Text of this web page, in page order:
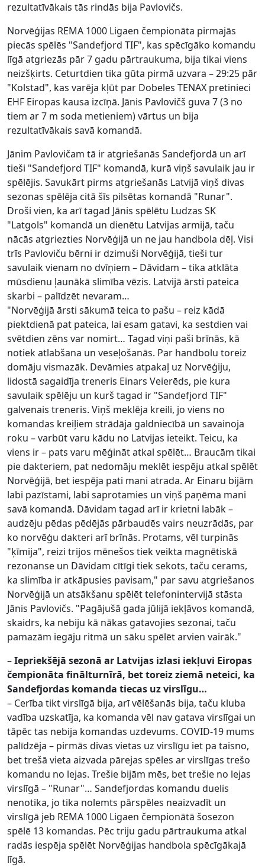
rezultatīvākais tās rindās bija Pavlovičs.
Norvēģijas REMA 1000 Ligaen čempionāta pirmajās
piecās spēlēs "Sandefjord TIF", kas spēcīgāko komandu
līgā atgriezās pār 7 gadu pārtraukuma, bija tikai viens
neizšķirts. Ceturtdien tika gūta pirmā uzvara – 29:25 pār
"Kolstad", kas varēja kļūt par Dobeles TENAX pretinieci
EHF Eiropas kausa izcīņā. Jānis Pavlovičš guva 7 (3 no
tiem ar 7 m soda metieniem) vārtus un bija
rezultatīvākais savā komandā.
Jānim Pavlovičam tā ir atgriešanās Sandefjordā un arī
tieši "Sandefjord TIF" komandā, kurā viņš savulaik jau ir
spēlējis. Savukārt pirms atgriešanās Latvijā viņš divas
sezonas spēlēja citā šīs pilsētas komandā "Runar".
Droši vien, ka arī tagad Jānis spēlētu Ludzas SK
"Latgols" komandā un dienētu Latvijas armijā, taču
nācās atgriezties Norvēģijā un ne jau handbola dēļ. Visi
trīs Pavloviču bērni ir dzimuši Norvēģijā, tieši tur
savulaik vienam no dvīņiem – Dāvidam – tika atklāta
mūsdienu ļaunākā slimība vēzis. Latvijā ārsti pateica
skarbi – palīdzēt nevaram…
"Norvēģijā ārsti sākumā teica to pašu – reiz kādā
piektdienā pat pateica, lai esam gatavi, ka sestdien vai
svētdien zēns var nomirt… Tagad viņi paši brīnās, kā
notiek atlabšana un veseļošanās. Par handbolu toreiz
domāju vismazāk. Devāmies atpakaļ uz Norvēģiju,
lidostā sagaidīja treneris Einars Veierēds, pie kura
savulaik spēlēju un kurš tagad ir "Sandefjord TIF"
galvenais treneris. Viņš meklēja kreili, jo viens no
komandas kreiļiem strādāja galdniecībā un savainoja
roku – varbūt varu kādu no Latvijas ieteikt. Teicu, ka
viens ir – pats varu mēģināt atkal spēlēt… Braucām tikai
pie dakteriem, pat nedomāju meklēt iespēju atkal spēlēt
Norvēģijā, bet iespēja pati mani atrada. Ar Einaru bijām
labi pazīstami, labi saprotamies un viņš paņēma mani
savā komandā. Dāvidam tagad arī ir krietni labāk –
audzēju pēdas pēdējās pārbaudēs vairs neuzrādās, par
ko norvēģu dakteri arī brīnās. Protams, vēl turpinās
"ķīmija", reizi trijos mēnešos tiek veikta magnētiskā
rezonanse un Dāvidam cītīgi tiek sekots, taču cerams,
ka slimība ir atkāpusies pavisam," par savu atgriešanos
Norvēģijā un atsākšanu spēlēt telefonintervijā stāsta
Jānis Pavlovičs. "Pagājušā gada jūlijā iekļāvos komandā,
skaidrs, ka nebiju kā nākas gatavojies sezonai, taču
pamazām iegāju ritmā un sāku spēlēt arvien vairāk."
–Iepriekšējā sezonā ar Latvijas izlasi iekļuvi Eiropas
čempionāta finālturnīrā, bet toreiz ziemā neteici, ka
Sandefjordas komanda tiecas uz virslīgu…
– Cerība tikt virslīgā bija, arī vēlēšanās bija, taču kluba
vadība uzskatīja, ka komanda vēl nav gatava virslīgai un
tāpēc tas nebija komandas uzdevums. COVID-19 mums
palīdzēja – pirmās divas vietas uz virslīgu iet pa taisno,
bet trešā vieta aizvada pārejas spēles ar virslīgas trešo
komandu no lejas. Trešie bijām mēs, bet trešie no lejas
virslīgā – "Runar"… Sandefjordas komandu duelis
nenotika, jo tika nolemts pārspēles neaizvadīt un
virslīgā jeb REMA 1000 Ligaen čempionātā šosezon
spēlē 13 komandas. Pēc triju gadu pārtraukuma atkal
radās iespēja spēlēt Norvēģijas handbola spēcīgākajā
līgā.